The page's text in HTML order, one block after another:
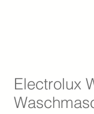
Electrolux